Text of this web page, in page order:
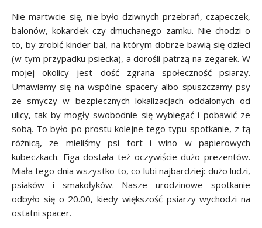
Nie martwcie się, nie było dziwnych przebrań, czapeczek,
balonów, kokardek czy dmuchanego zamku. Nie chodzi o
to, by zrobić kinder bal, na którym dobrze bawią się dzieci
(w tym przypadku psiecka), a dorośli patrzą na zegarek. W
mojej okolicy jest dość zgrana społeczność psiarzy.
Umawiamy się na wspólne spacery albo spuszczamy psy
ze smyczy w bezpiecznych lokalizacjach oddalonych od
ulicy, tak by mogły swobodnie się wybiegać i pobawić ze
sobą. To było po prostu kolejne tego typu spotkanie, z tą
różnicą, że mieliśmy psi tort i wino w papierowych
kubeczkach. Figa dostała też oczywiście dużo prezentów.
Miała tego dnia wszystko to, co lubi najbardziej: dużo ludzi,
psiaków i smakołyków. Nasze urodzinowe spotkanie
odbyło się o 20.00, kiedy większość psiarzy wychodzi na
ostatni spacer.